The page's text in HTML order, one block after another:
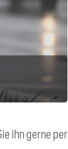
ihn gerne per